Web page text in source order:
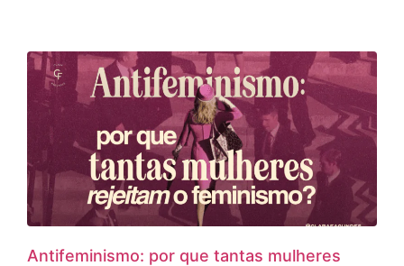
Antifeminismo: por que tantas mulheres